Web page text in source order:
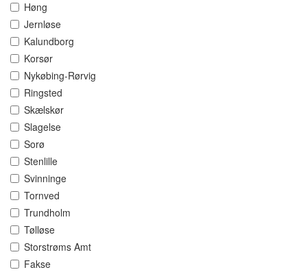
Høng
Jernløse
Kalundborg
Korsør
Nykøbing-Rørvig
Ringsted
Skælskør
Slagelse
Sorø
Stenlille
Svinninge
Tornved
Trundholm
Tølløse
Storstrøms Amt
Fakse